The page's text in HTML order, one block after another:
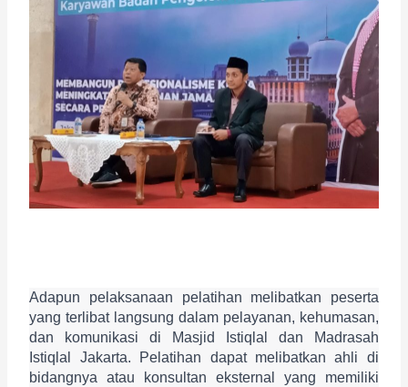
Adapun pelaksanaan pelatihan melibatkan peserta
yang terlibat langsung dalam pelayanan, kehumasan,
dan komunikasi di Masjid Istiqlal dan Madrasah
Istiqlal Jakarta. Pelatihan dapat melibatkan ahli di
bidangnya atau konsultan eksternal yang memiliki